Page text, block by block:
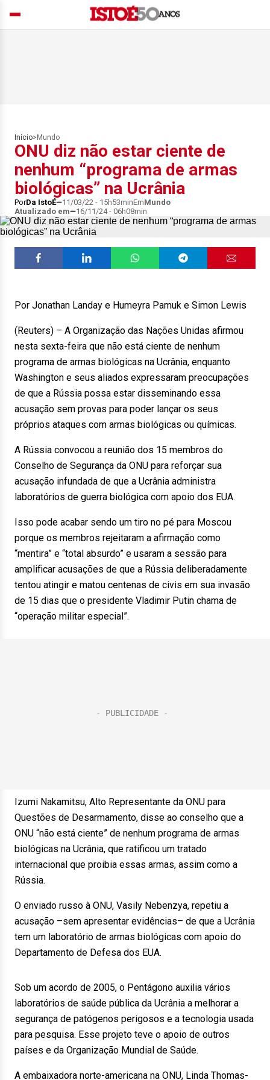
Início> Mundo
ONU diz não estar ciente de
nenhum “programa de armas
biológicas” na Ucrânia
PorDa IstoÉ 11/03/22 - 15h53minEmMundo
Atualizado em
16/11/24 - 06h08min
Por Jonathan Landay e Humeyra Pamuk e Simon Lewis
(Reuters) – A Organização das Nações Unidas afirmou
nesta sexta-feira que não está ciente de nenhum
programa de armas biológicas na Ucrânia, enquanto
Washington e seus aliados expressaram preocupações
de que a Rússia possa estar disseminando essa
acusação sem provas para poder lançar os seus
próprios ataques com armas biológicas ou químicas.
A Rússia convocou a reunião dos 15 membros do
Conselho de Segurança da ONU para reforçar sua
acusação infundada de que a Ucrânia administra
laboratórios de guerra biológica com apoio dos EUA.
Isso pode acabar sendo um tiro no pé para Moscou
porque os membros rejeitaram a afirmação como
“mentira” e “total absurdo” e usaram a sessão para
amplificar acusações de que a Rússia deliberadamente
tentou atingir e matou centenas de civis em sua invasão
de 15 dias que o presidente Vladimir Putin chama de
“operação militar especial”.
Izumi Nakamitsu, Alto Representante da ONU para
Questões de Desarmamento, disse ao conselho que a
ONU “não está ciente” de nenhum programa de armas
biológicas na Ucrânia, que ratificou um tratado
internacional que proibia essas armas, assim como a
Rússia.
O enviado russo à ONU, Vasily Nebenzya, repetiu a
acusação –sem apresentar evidências– de que a Ucrânia
tem um laboratório de armas biológicas com apoio do
Departamento de Defesa dos EUA.
Sob um acordo de 2005, o Pentágono auxilia vários
laboratórios de saúde pública da Ucrânia a melhorar a
segurança de patógenos perigosos e a tecnologia usada
para pesquisa. Esse projeto teve o apoio de outros
países e da Organização Mundial de Saúde.
A embaixadora norte-americana na ONU, Linda Thomas-